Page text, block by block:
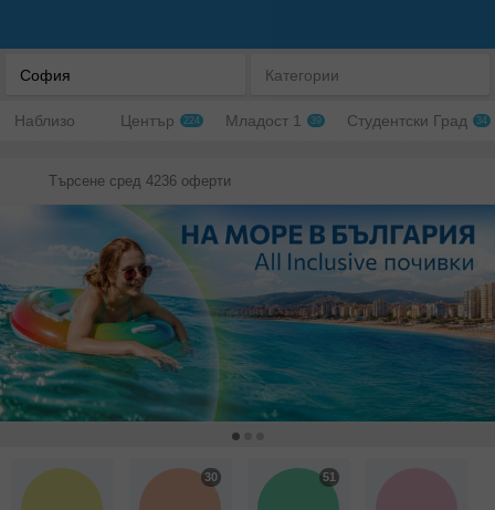
София Категории
Наблизо Център 224 Младост 1 39 Студентски Град 34